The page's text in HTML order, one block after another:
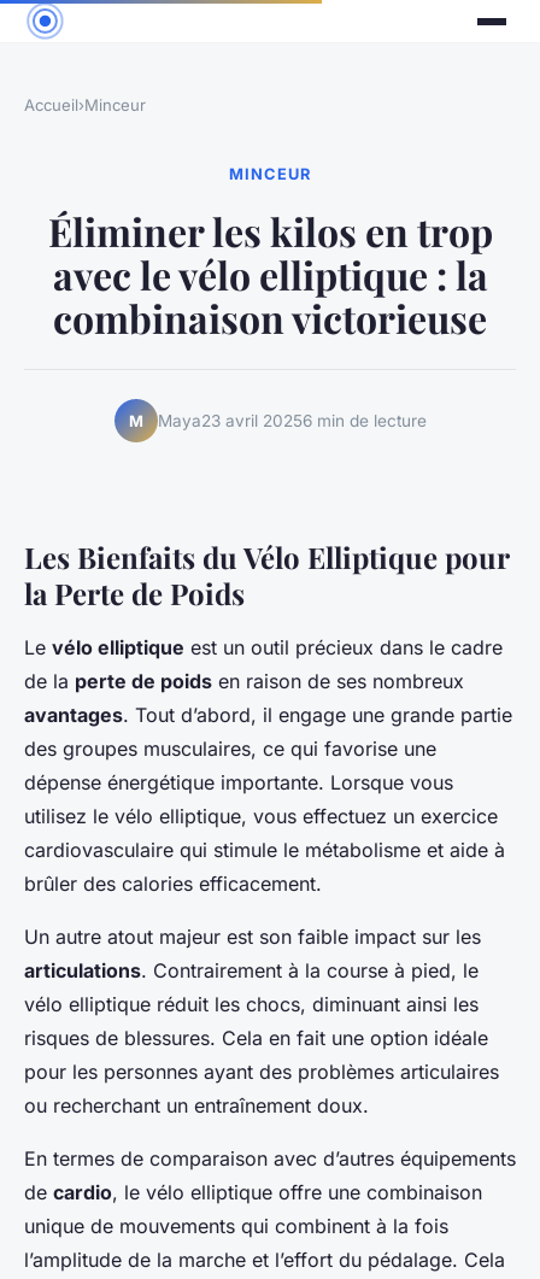
Accueil›Minceur
MINCEUR
Éliminer les kilos en trop
avec le vélo elliptique : la
combinaison victorieuse
M Maya23 avril 20256 min de lecture
Les Bienfaits du Vélo Elliptique pour
la Perte de Poids
Le vélo elliptique est un outil précieux dans le cadre
de la perte de poids en raison de ses nombreux
avantages. Tout d’abord, il engage une grande partie
des groupes musculaires, ce qui favorise une
dépense énergétique importante. Lorsque vous
utilisez le vélo elliptique, vous effectuez un exercice
cardiovasculaire qui stimule le métabolisme et aide à
brûler des calories efficacement.
Un autre atout majeur est son faible impact sur les
articulations. Contrairement à la course à pied, le
vélo elliptique réduit les chocs, diminuant ainsi les
risques de blessures. Cela en fait une option idéale
pour les personnes ayant des problèmes articulaires
ou recherchant un entraînement doux.
En termes de comparaison avec d’autres équipements
de cardio, le vélo elliptique offre une combinaison
unique de mouvements qui combinent à la fois
l’amplitude de la marche et l’effort du pédalage. Cela